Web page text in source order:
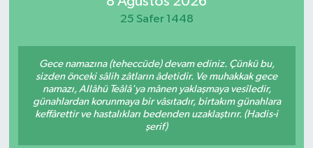
25 Safer 1448
Gece namazına (teheccüde) devam ediniz. Çünkü bu,
sizden önceki sâlih zâtların âdetidir. Ve muhakkak gece
namazı, Allâhü Teâlâ'ya mânen yaklaşmaya vesîledir,
günahlardan korunmaya bir vâsıtadır, birtakım günahlara
keffârettir ve hastalıkları bedenden uzaklaştırır. (Hadis-i
şerif)
Özel
Resmi İlanlar